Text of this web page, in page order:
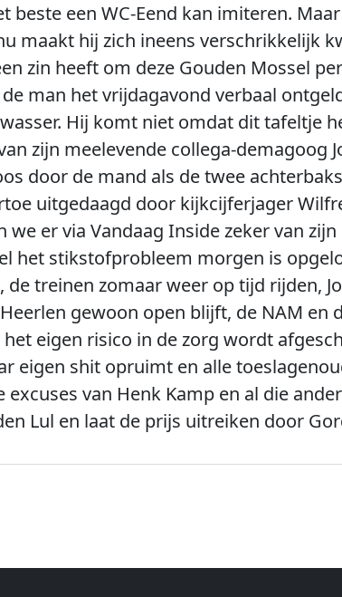
beste een WC-Eend kan imiteren.
maakt hij zich ineens verschrikkelijk
zin heeft om deze Gouden Mossel
man het vrijdagavond verbaal
Hij komt niet omdat dit tafeltje
zijn meelevende collega-demagoog
door de mand als de twee
uitgedaagd door kijkcijferjager
we er via Vandaag Inside zeker van
het stikstofprobleem morgen is
treinen zomaar weer op tijd rijden,
gewoon open blijft, de NAM en
eigen risico in de zorg wordt
eigen shit opruimt en alle
van Henk Kamp en al die
Lul en laat de prijs uitreiken door